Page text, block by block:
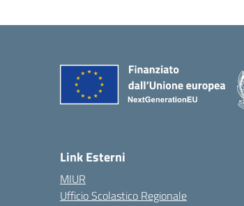
Link Esterni
MIUR
Ufficio Scolastico Regionale